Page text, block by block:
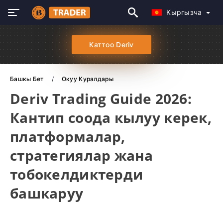
Кыргызча
Каттоо Deriv
Башкы Бет Окуу Куралдары
Deriv Trading Guide 2026:
Кантип соода кылуу керек,
платформалар,
стратегиялар жана
тобокелдиктерди
башкаруу